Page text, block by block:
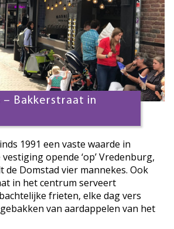
– Bakkerstraat in
1991 een vaste waarde in
opende ‘op’ Vredenburg,
de Domstad vier mannekes. Ook
in het centrum serveert
frieten, elke dag vers
van aardappelen van het